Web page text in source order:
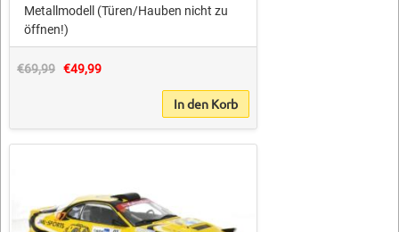
Metallmodell (Türen/Hauben nicht zu
öffnen!)
€69,99 €49,99
In den Korb